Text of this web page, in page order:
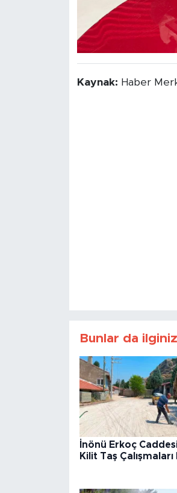
Kaynak: Haber
Bunlar da
İnönü Erkoç
Kilit Taş Çalışmaları